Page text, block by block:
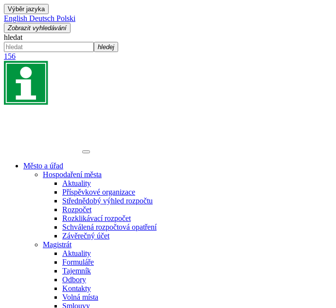
Výběr jazyka
English Deutsch Polski
Zobrazit vyhledávání
hledat
hledej
156
Město a úřad
Hospodaření města
Aktuality
Příspěvkové organizace
Střednědobý výhled rozpočtu
Rozpočet
Rozklikávací rozpočet
Schválená rozpočtová opatření
Závěrečný účet
Magistrát
Aktuality
Formuláře
Tajemník
Odbory
Kontakty
Volná místa
Smlouvy